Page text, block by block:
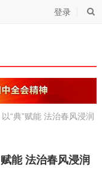
登录
“典”赋能 法治春风浸润
能 法治春风浸润